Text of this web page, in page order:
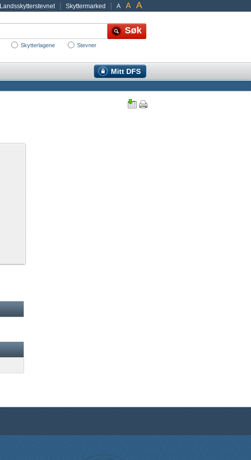
A A A
Landsskytterstevnet Skyttermarked
Skytterlagene Stevner
Mitt DFS